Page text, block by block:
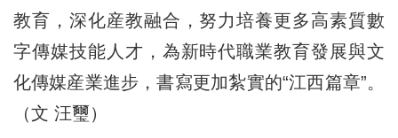
教育，深化産教融合，努力培養更多高素質數
字傳媒技能人才，為新時代職業教育發展與文
化傳媒産業進步，書寫更加紮實的“江西篇章”。
（文 汪璽）